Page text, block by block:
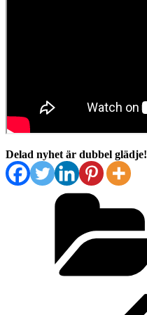
Delad nyhet är dubbel glädje!
Inläggsnavigering